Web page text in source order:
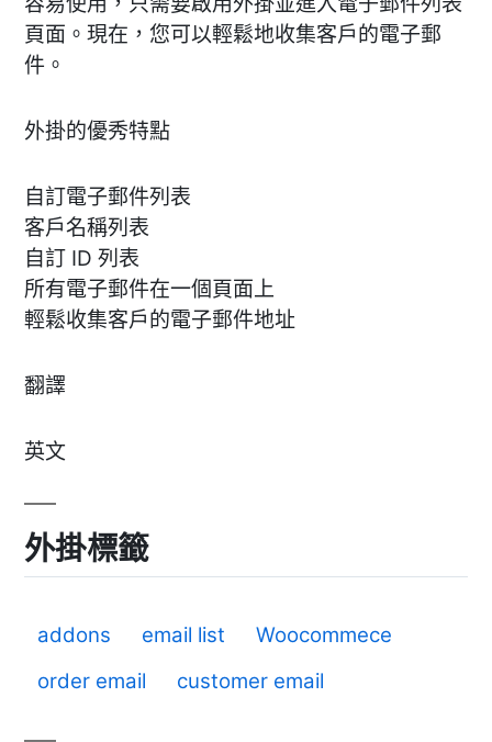
頁面。現在，您可以輕鬆地收集客戶的電子郵
件。
外掛的優秀特點
自訂電子郵件列表
客戶名稱列表
自訂 ID 列表
所有電子郵件在一個頁面上
輕鬆收集客戶的電子郵件地址
翻譯
英文
外掛標籤
addons email list
Woocommece
order email
customer email